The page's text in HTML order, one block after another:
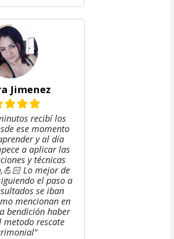
Jimenez
recibí los
ese momento
y al día
a aplicar las
y técnicas
Lo mejor de
el paso a
se iban
mencionan en
bendición haber
metodo rescate